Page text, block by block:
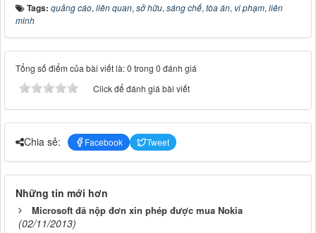
Tags: quảng cáo, liên quan, sở hữu, sáng chế, tòa án, vi phạm, liên
minh
Tổng số điểm của bài viết là: 0 trong 0 đánh giá
Click để đánh giá bài viết
Chia sẻ: Facebook Tweet
Những tin mới hơn
Microsoft đã nộp đơn xin phép được mua Nokia
(02/11/2013)